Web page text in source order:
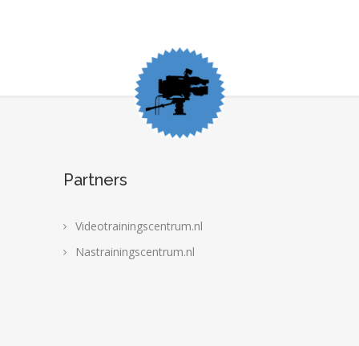
Partners
Videotrainingscentrum.nl
Nastrainingscentrum.nl